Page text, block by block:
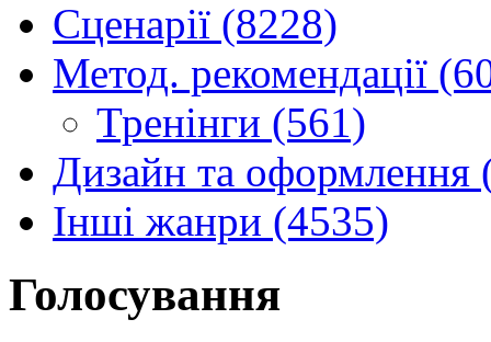
Сценарії (8228)
Метод. рекомендації
Тренінги (561)
Дизайн та оформлення
Інші жанри (4535)
Голосування